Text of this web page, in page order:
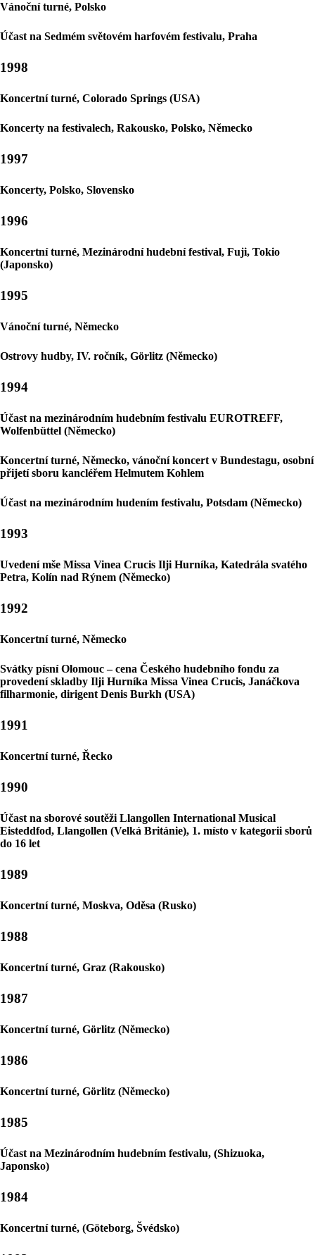
Vánoční turné, Polsko
Účast na Sedmém světovém harfovém festivalu, Praha
1998
Koncertní turné, Colorado Springs (USA)
Koncerty na festivalech, Rakousko, Polsko, Německo
1997
Koncerty, Polsko, Slovensko
1996
Koncertní turné, Mezinárodní hudební festival, Fuji, Tokio
(Japonsko)
1995
Vánoční turné, Německo
Ostrovy hudby, IV. ročník, Görlitz (Německo)
1994
Účast na mezinárodním hudebním festivalu EUROTREFF,
Wolfenbüttel (Německo)
Koncertní turné, Německo, vánoční koncert v Bundestagu, osobní
přijetí sboru kancléřem Helmutem Kohlem
Účast na mezinárodním hudením festivalu, Potsdam (Německo)
1993
Uvedení mše Missa Vinea Crucis Ilji Hurníka, Katedrála svatého
Petra, Kolín nad Rýnem (Německo)
1992
Koncertní turné, Německo
Svátky písní Olomouc – cena Českého hudebního fondu za
provedení skladby Ilji Hurníka Missa Vinea Crucis, Janáčkova
filharmonie, dirigent Denis Burkh (USA)
1991
Koncertní turné, Řecko
1990
Účast na sborové soutěži Llangollen International Musical
Eisteddfod, Llangollen (Velká Británie), 1. místo v kategorii sborů
do 16 let
1989
Koncertní turné, Moskva, Oděsa (Rusko)
1988
Koncertní turné, Graz (Rakousko)
1987
Koncertní turné, Görlitz (Německo)
1986
Koncertní turné, Görlitz (Německo)
1985
Účast na Mezinárodním hudebním festivalu, (Shizuoka,
Japonsko)
1984
Koncertní turné, (Göteborg, Švédsko)